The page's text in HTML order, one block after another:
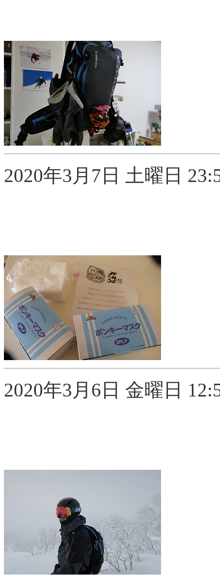
2020年3月7日 土曜日
2020年3月6日 金曜日